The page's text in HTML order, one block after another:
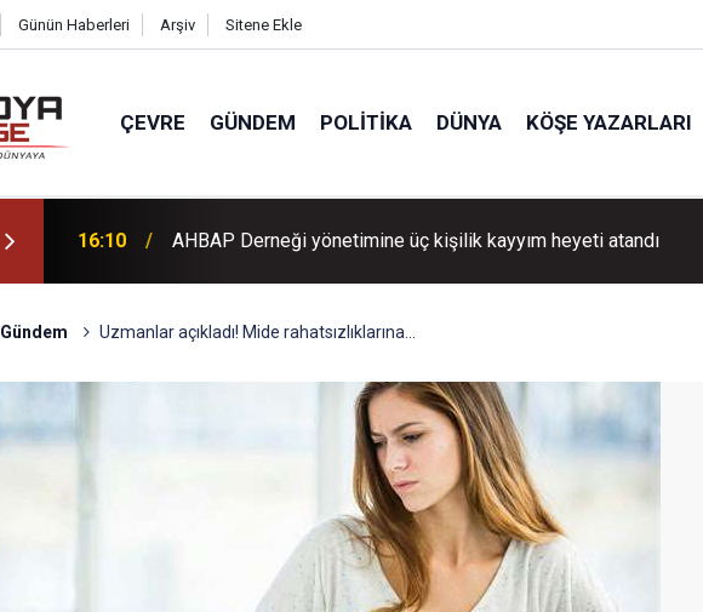
Günün Haberleri Arşiv Sitene Ekle
ÇEVRE GÜNDEM POLITIKA DÜNYA KÖŞE YAZARLARI
16:03 Gram altın 6.705 TL seviyesine yükseldi
Gündem Uzmanlar açıkladı! Mide rahatsızlıklarına...